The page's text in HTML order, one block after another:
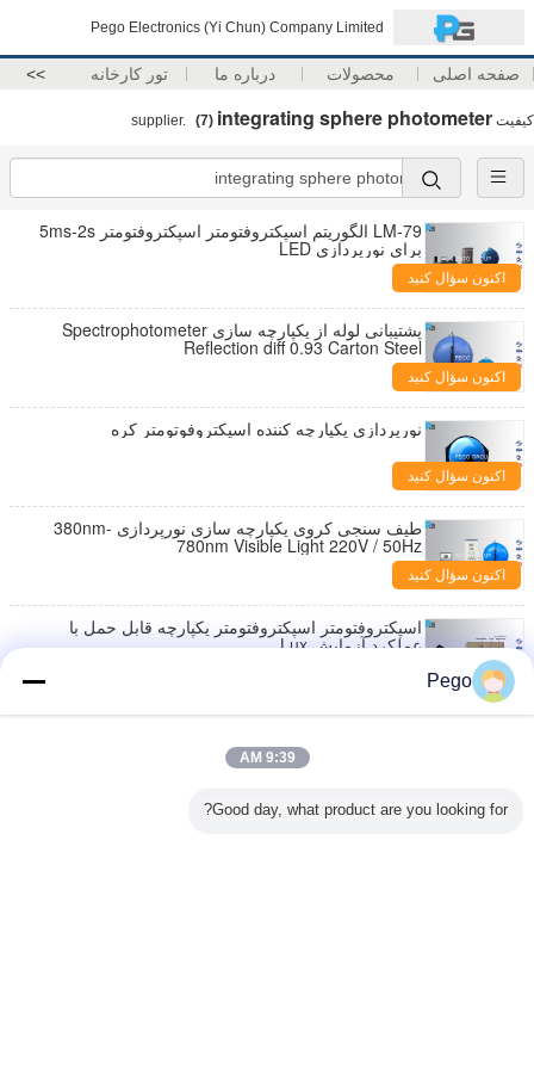
Pego Electronics (Yi Chun) Company Limited
صفحه اصلی محصولات درباره ما تور کارخانه >>
کیفیت integrating sphere photometer
(7)
LM-79 الگوریتم اسپکتروفتومتر اسپکتروفتومتر 5ms-2s
برای نورپردازی LED
اکنون سؤال کنید
پشتیبانی لوله از یکپارچه سازی Spectrophotometer
Reflection diff 0.93 Carton Steel
اکنون سؤال کنید
نورپردازی یکپارچه کننده اسپکتروفوتومتر کره
اکنون سؤال کنید
طیف سنجی کروی یکپارچه سازی نورپردازی 380nm-
780nm Visible Light 220V / 50Hz
اکنون سؤال کنید
اسپکتروفتومتر اسپکتروفتومتر یکپارچه قابل حمل با
عملکرد آزمایش Lux
اکنون سؤال کنید
Spectrophotometer Spectrometer 0.3٪ Photometry
Pego
9:39 AM
Good day, what product are you looking for?